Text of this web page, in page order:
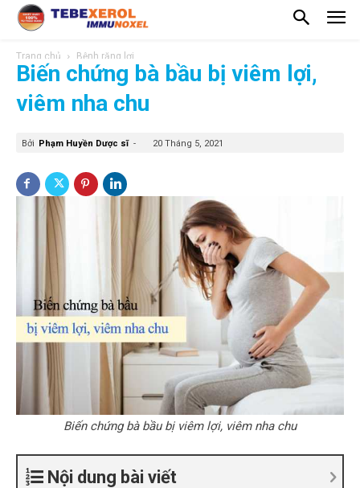
Trang chủ Bệnh răng lợi
Biến chứng bà bầu bị viêm lợi,
viêm nha chu
Bởi Phạm Huyền Dược sĩ - 20 Tháng 5, 2021
Biến chứng bà bầu bị viêm lợi, viêm nha chu
Nội dung bài viết